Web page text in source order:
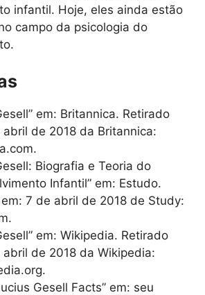
infantil. Hoje, eles ainda estão
campo da psicologia do
em: Britannica. Retirado
abril de 2018 da Britannica:
Biografia e Teoria do
Infantil” em: Estudo.
7 de abril de 2018 de Study:
em: Wikipedia. Retirado
abril de 2018 da Wikipedia:
Gesell Facts” em: seu